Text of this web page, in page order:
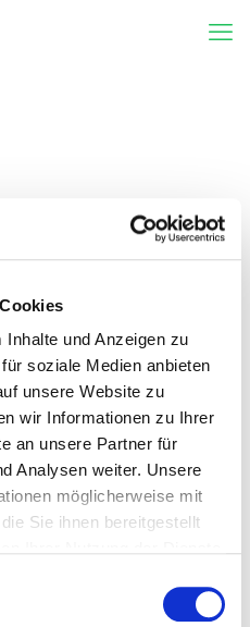
und Anzeigen zu
soziale Medien anbieten
unsere Website zu
wir Informationen zu Ihrer
an unsere Partner für
Analysen weiter. Unsere
möglicherweise mit
Sie ihnen bereitgestellt
Rezensiert von
Zeige alles